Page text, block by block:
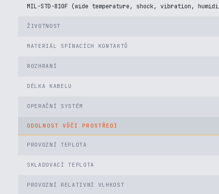
MIL-STD-810F (wide temperature, shock, vibration,
ŽIVOTNOST
MATERIÁL SPÍNACÍCH KONTAKTŮ
ROZHRANÍ
DÉLKA KABELU
OPERAČNÍ SYSTÉM
ODOLNOST VŮČI PROSTŘEDÍ
PROVOZNÍ TEPLOTA
SKLADOVACÍ TEPLOTA
PROVOZNÍ RELATIVNÍ VLHKOST